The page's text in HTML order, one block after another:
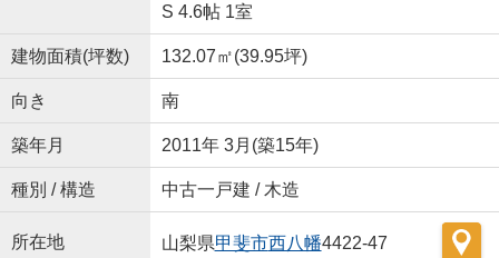
S 4.6帖 1室
建物面積(坪数) 132.07㎡(39.95坪)
向き 南
築年月 2011年 3月(築15年)
種別 / 構造 中古一戸建 / 木造
所在地 山梨県甲斐市西八幡4422-47